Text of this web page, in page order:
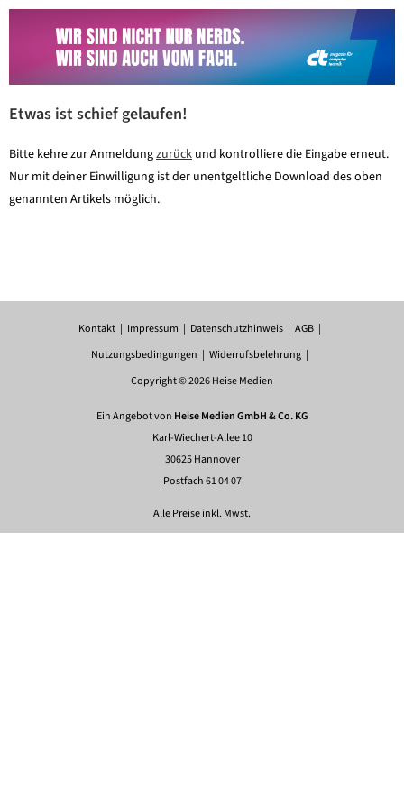
Etwas ist schief gelaufen!
Bitte kehre zur Anmeldungzurück und kontrolliere die Eingabe erneut.
Nur mit deiner Einwilligung ist der unentgeltliche Download des oben
genannten Artikels möglich.
Kontakt Impressum Datenschutzhinweis
AGB
Nutzungsbedingungen
Widerrufsbelehrung
Copyright © 2026 Heise Medien
Ein Angebot von Heise Medien GmbH & Co. KG
Karl-Wiechert-Allee 10
30625 Hannover
Postfach 61 04 07
Alle Preise inkl. Mwst.